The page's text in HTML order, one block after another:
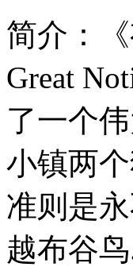
简介：
Great
了一个
小镇两
准则是
越布谷